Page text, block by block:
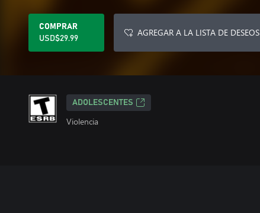
COMPRAR
USD$29.99
AGREGAR A LA LISTA DE DESEOS
ADOLESCENTES
Violencia